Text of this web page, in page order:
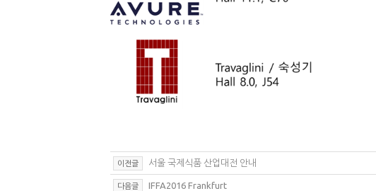
이전글 서울 국제식품 산업대전 안내
다음글 IFFA2016 Frankfurt